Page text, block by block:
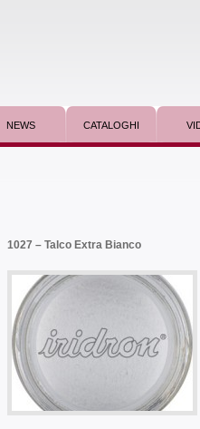
NEWS CATALOGHI
1027 – Talco Extra Bianco